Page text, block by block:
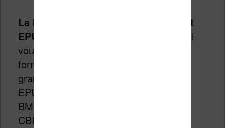
La liseuse prend en charge le format
EPUB
ce qui facilite aussi le transfert si
vous avez beaucoup de livres dans ce
format. Mieux, la liseuse reconnait un
grand nombre de documents : EPUB,
EPUB3, PDF, MOBI, JPEG, GIF, PNG,
BMP, TIFF, TXT, HTML, RTF, CBZ et
CBR.